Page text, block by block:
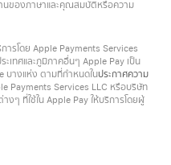
นของภาษาและคุณสมบัติหรือความ
ารโดย Apple Payments Services
ะเทศและภูมิภาคอื่นๆ Apple Pay เป็น
บางแห่ง ตามที่กำหนดในประกาศความ
Payments Services LLC หรือบริษัท
งๆ ที่ใช้ใน Apple Pay ให้บริการโดยผู้